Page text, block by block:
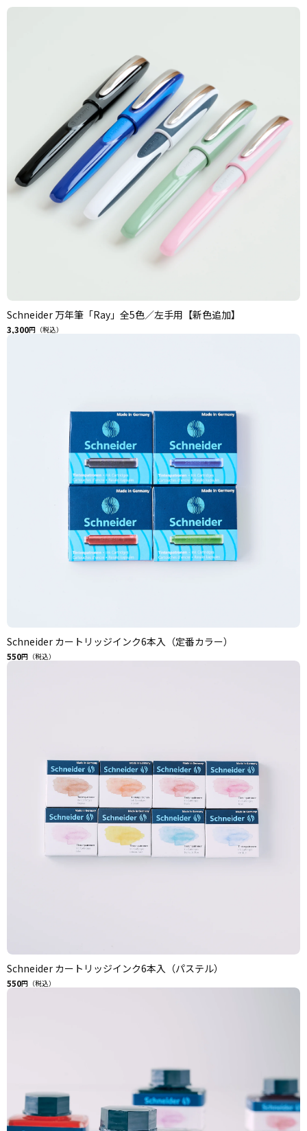
Schneider 万年筆「Ray」全5色／左手用【新色追加】
3,300円（税込）
Schneider カートリッジインク6本入（定番カラー）
550円（税込）
Schneider カートリッジインク6本入（パステル）
550円（税込）